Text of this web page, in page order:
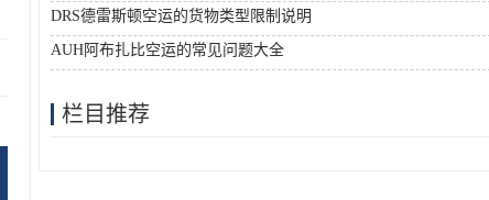
DRS德雷斯顿空运的货物类型限制说明
AUH阿布扎比空运的常见问题大全
栏目推荐